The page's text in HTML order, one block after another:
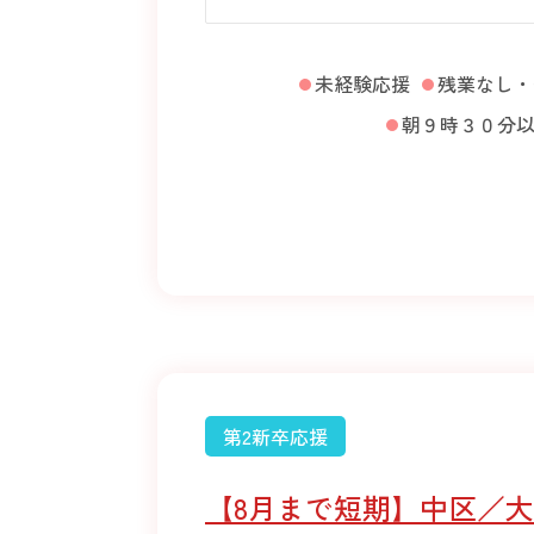
未経験応援
残業なし
朝９時３０分
第2新卒応援
【8月まで短期】中区／